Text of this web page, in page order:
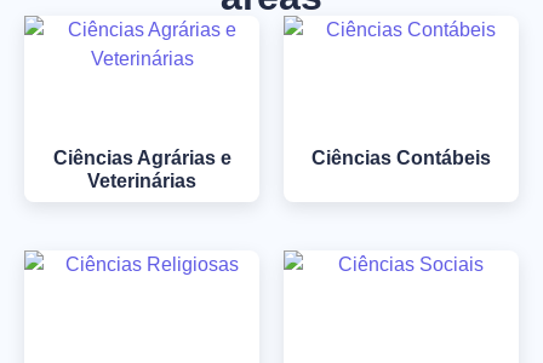
Ciências Agrárias e
Veterinárias
Ciências Contábeis